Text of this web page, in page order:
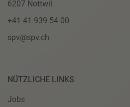
6207 Nottwil
+41 41 939 54 00
spv@spv.ch
NÜTZLICHE LINKS
Jobs